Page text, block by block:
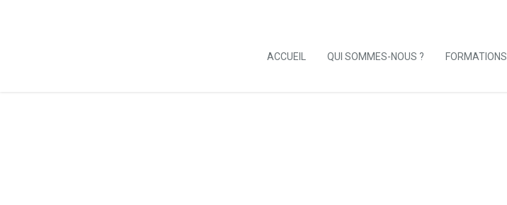
ACCUEIL QUI SOMMES-NOUS ? FORMATIONS